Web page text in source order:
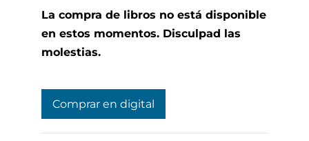
La compra de libros no está disponible
en estos momentos. Disculpad las
molestias.
Comprar en digital